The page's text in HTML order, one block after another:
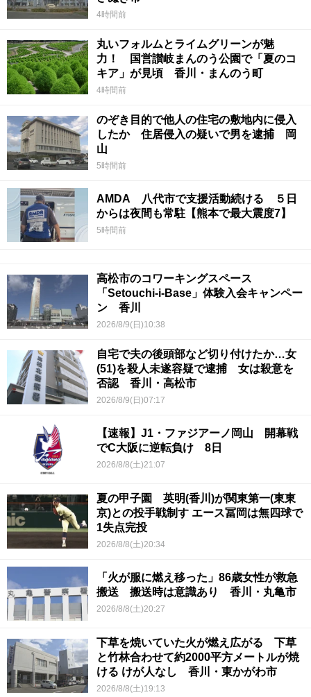
4時間前
丸いフォルムとライムグリーンが魅
力！ 国営讃岐まんのう公園で「夏のコ
キア」が見頃 香川・まんのう町
4時間前
のぞき目的で他人の住宅の敷地内に侵入
したか 住居侵入の疑いで男を逮捕 岡
山
5時間前
AMDA 八代市で支援活動続ける ５日
からは夜間も常駐【熊本で最大震度7】
5時間前
高松市のコワーキングスペース
「Setouchi-i-Base」体験入会キャンペー
ン 香川
2026/8/9(日)10:38
自宅で夫の後頭部など切り付けたか…女
(51)を殺人未遂容疑で逮捕 女は殺意を
否認 香川・高松市
2026/8/9(日)07:17
【速報】J1・ファジアーノ岡山 開幕戦
でC大阪に逆転負け 8日
2026/8/8(土)21:07
夏の甲子園 英明(香川)が関東第一(東東
京)との投手戦制す エース冨岡は無四球で
1失点完投
2026/8/8(土)20:34
「火が服に燃え移った」86歳女性が救急
搬送 搬送時は意識あり 香川・丸亀市
2026/8/8(土)20:27
下草を焼いていた火が燃え広がる 下草
と竹林合わせて約2000平方メートルが焼
ける けが人なし 香川・東かがわ市
2026/8/8(土)19:13